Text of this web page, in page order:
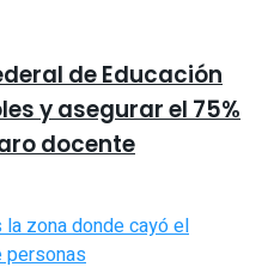
de Educación
y asegurar el 75%
docente